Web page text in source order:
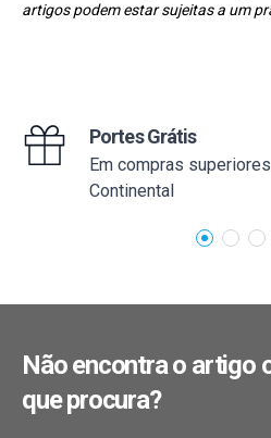
artigos podem estar sujeitas a um
Portes Grátis
Em compras
Continental
Não encontra o artigo
que procura?